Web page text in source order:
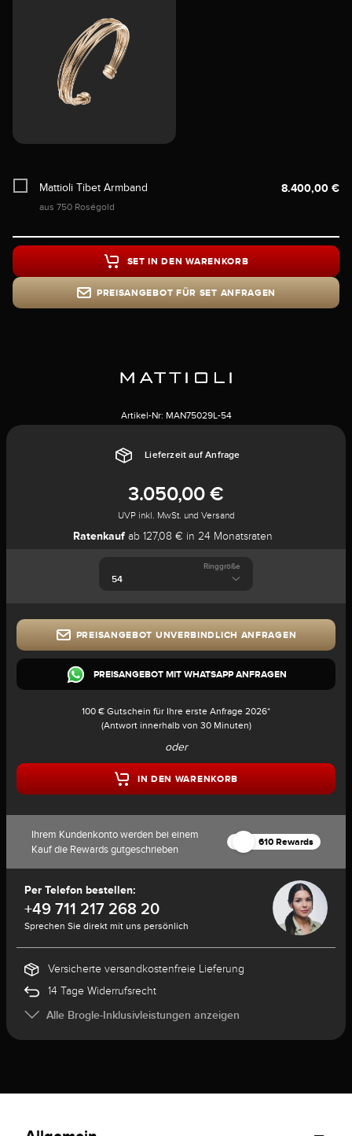
Mattioli Tibet Armband
aus 750 Roségold
8.400,00 €
PREISANGEBOT FÜR SET ANFRAGEN
SET IN DEN WARENKORB
Artikel-Nr: MAN75029L-54
Lieferzeit auf Anfrage
3.050,00 €
UVP inkl. MwSt. und Versand
Ratenkauf ab 127,08 € in 24 Monatsraten
Ringgröße
PREISANGEBOT UNVERBINDLICH ANFRAGEN
PREISANGEBOT MIT WHATSAPP ANFRAGEN
100 € Gutschein für Ihre erste Anfrage 2026*
(Antwort innerhalb von 30 Minuten)
oder
IN DEN WARENKORB
Ihrem Kundenkonto werden bei einem
Kauf die Rewards gutgeschrieben
610 Rewards
Per Telefon bestellen:
+49 711 217 268 20
Sprechen Sie direkt mit uns persönlich
Versicherte versandkostenfreie Lieferung
14 Tage Widerrufsrecht
Alle Brogle-Inklusivleistungen anzeigen